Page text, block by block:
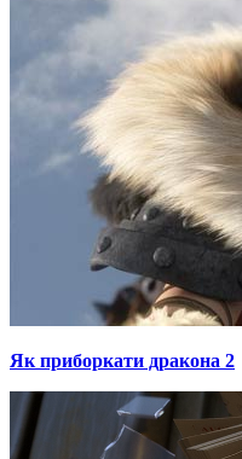
Як приборкати дракона 2